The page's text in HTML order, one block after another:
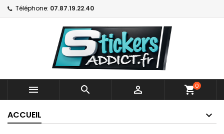
Téléphone: 07.87.19.22.40
   shopping_cart0
ACCUEIL